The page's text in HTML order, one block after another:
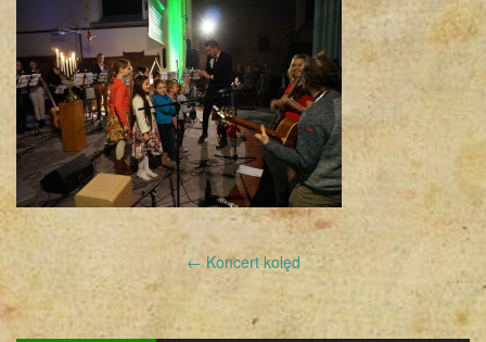
Post
navigation
←Koncert kolęd